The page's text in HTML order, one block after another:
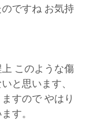
ですね お気持
このような傷
と思います、
すので やはり
す。